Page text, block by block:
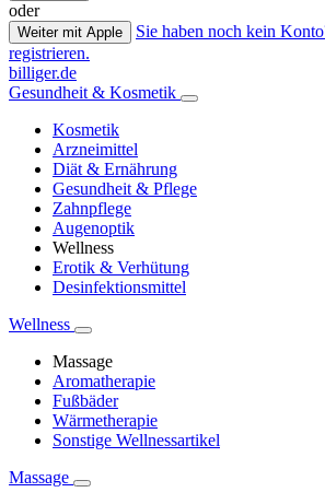
oder
Weiter mit Apple
Sie haben noch kein
registrieren.
billiger.de
Gesundheit & Kosmetik
Kosmetik
Arzneimittel
Diät & Ernährung
Gesundheit & Pflege
Zahnpflege
Augenoptik
Wellness
Erotik & Verhütung
Desinfektionsmittel
Wellness
Massage
Aromatherapie
Fußbäder
Wärmetherapie
Sonstige Wellnessartikel
Massage